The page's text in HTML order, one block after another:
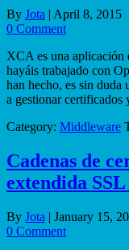
By Jota | April 8, 2015
0 Comment
XCA es una aplicación
hayáis trabajado con
han hecho, es sin duda
a gestionar certificados
Category: Middleware
Cadenas de
extendida
By Jota | January 15,
0 Comment